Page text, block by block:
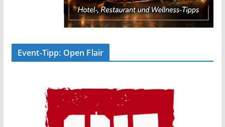
Event-Tipp: Open Flair